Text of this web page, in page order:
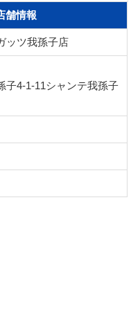
舗情報
ッツ我孫子店
子4-1-11シャンテ我孫子